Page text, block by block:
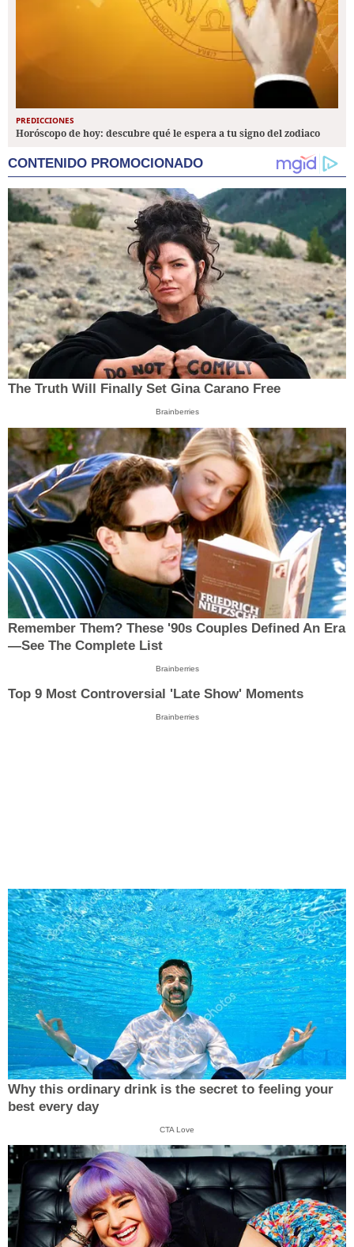
PREDICCIONES
Horóscopo de hoy: descubre qué le espera a tu signo del zodiaco
CONTENIDO PROMOCIONADO
The Truth Will Finally Set Gina Carano Free
Brainberries
Remember Them? These '90s Couples Defined An Era
—See The Complete List
Brainberries
Top 9 Most Controversial 'Late Show' Moments
Brainberries
Why this ordinary drink is the secret to feeling your
best every day
CTA Love